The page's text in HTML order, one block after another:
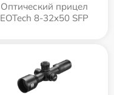
Оптический прицел
EOTech 8-32x50 SFP